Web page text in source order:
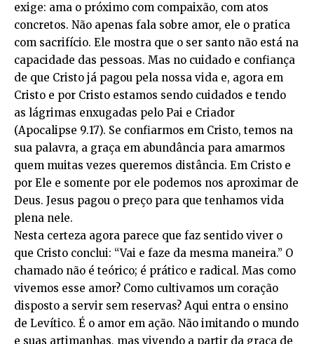
exige: ama o próximo com compaixão, com atos
concretos. Não apenas fala sobre amor, ele o pratica
com sacrifício. Ele mostra que o ser santo não está na
capacidade das pessoas. Mas no cuidado e confiança
de que Cristo já pagou pela nossa vida e, agora em
Cristo e por Cristo estamos sendo cuidados e tendo
as lágrimas enxugadas pelo Pai e Criador
(Apocalipse 9.17). Se confiarmos em Cristo, temos na
sua palavra, a graça em abundância para amarmos
quem muitas vezes queremos distância. Em Cristo e
por Ele e somente por ele podemos nos aproximar de
Deus. Jesus pagou o preço para que tenhamos vida
plena nele.
Nesta certeza agora parece que faz sentido viver o
que Cristo conclui: “Vai e faze da mesma maneira.” O
chamado não é teórico; é prático e radical. Mas como
vivemos esse amor? Como cultivamos um coração
disposto a servir sem reservas? Aqui entra o ensino
de Levítico. É o amor em ação. Não imitando o mundo
e suas artimanhas, mas vivendo a partir da graça de